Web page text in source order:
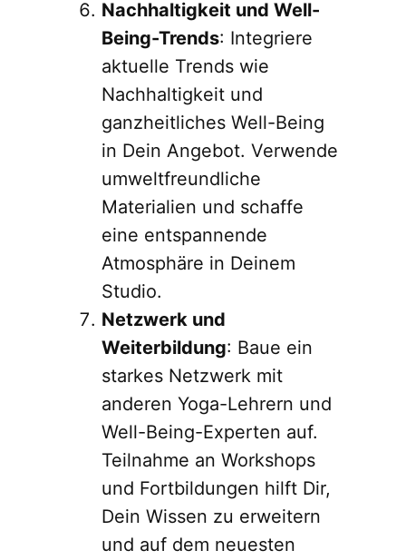
Nachhaltigkeit und Well-
Being-Trends: Integriere
aktuelle Trends wie
Nachhaltigkeit und
ganzheitliches Well-Being
in Dein Angebot. Verwende
umweltfreundliche
Materialien und schaffe
eine entspannende
Atmosphäre in Deinem
Studio.
Netzwerk und
Weiterbildung: Baue ein
starkes Netzwerk mit
anderen Yoga-Lehrern und
Well-Being-Experten auf.
Teilnahme an Workshops
und Fortbildungen hilft Dir,
Dein Wissen zu erweitern
und auf dem neuesten